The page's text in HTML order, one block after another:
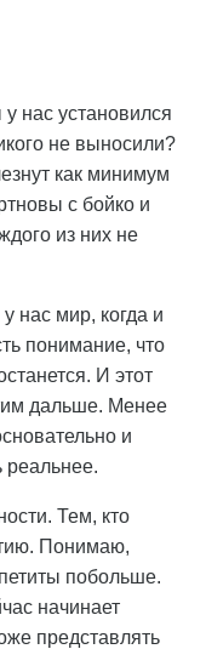
нас установился
не выносили?
как минимум
с бойко и
из них не
нас мир, когда и
понимание, что
И этот
дальше. Менее
и
реальнее.
Тем, кто
Понимаю,
побольше.
начинает
представлять